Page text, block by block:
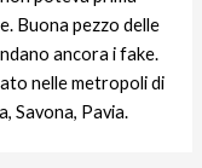
Buona pezzo delle
ancora i fake.
nelle metropoli di
Savona, Pavia.